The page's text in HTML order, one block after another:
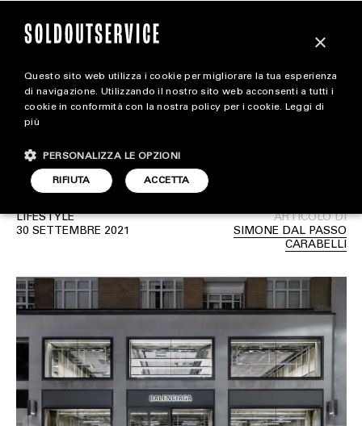
extra
ALL EXTRA
ART & DESIGN
CINEMA
HOUSE
LIFESTYLE
MOTORS
SOUND
SPORT
Le immagini del nuovo
store Balenciaga di
Londra
LIFESTYLE
30 SETTEMBRE 2021
ARTICOLO DI
SIMONE DAL PASSO
CARABELLI
×
Questo sito web utilizza i cookie per migliorare la tua esperienza
di navigazione. Utilizzando il nostro sito web acconsenti a tutti i
cookie in conformità con la nostra policy per i cookie. Leggi di
più
ACCETTA
RIFIUTA
PERSONALIZZA LE OPZIONI